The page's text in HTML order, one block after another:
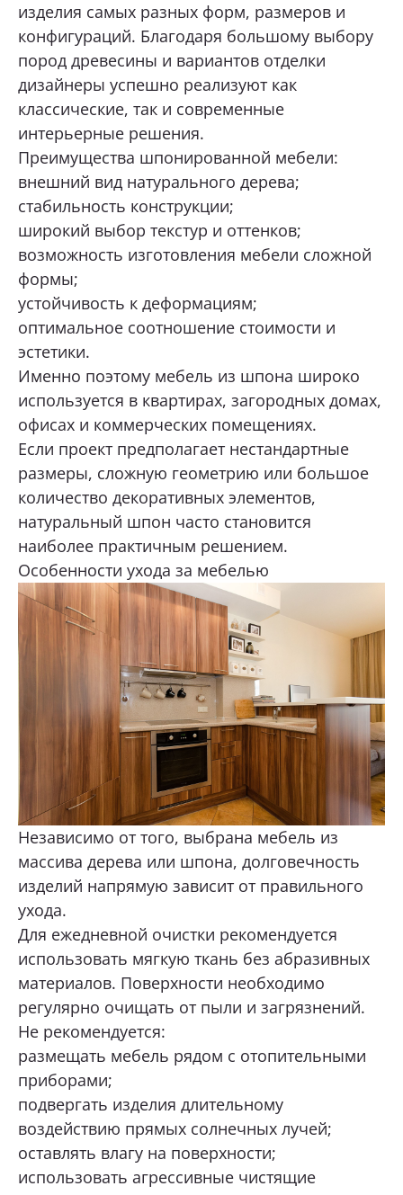
изделия самых разных форм, размеров и
конфигураций. Благодаря большому выбору
пород древесины и вариантов отделки
дизайнеры успешно реализуют как
классические, так и современные
интерьерные решения.
Преимущества шпонированной мебели:
внешний вид натурального дерева;
стабильность конструкции;
широкий выбор текстур и оттенков;
возможность изготовления мебели сложной
формы;
устойчивость к деформациям;
оптимальное соотношение стоимости и
эстетики.
Именно поэтому мебель из шпона широко
используется в квартирах, загородных домах,
офисах и коммерческих помещениях.
Если проект предполагает нестандартные
размеры, сложную геометрию или большое
количество декоративных элементов,
натуральный шпон часто становится
наиболее практичным решением.
Особенности ухода за мебелью
Независимо от того, выбрана мебель из
массива дерева или шпона, долговечность
изделий напрямую зависит от правильного
ухода.
Для ежедневной очистки рекомендуется
использовать мягкую ткань без абразивных
материалов. Поверхности необходимо
регулярно очищать от пыли и загрязнений.
Не рекомендуется:
размещать мебель рядом с отопительными
приборами;
подвергать изделия длительному
воздействию прямых солнечных лучей;
оставлять влагу на поверхности;
использовать агрессивные чистящие